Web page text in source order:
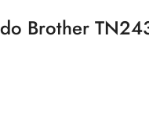
Brother